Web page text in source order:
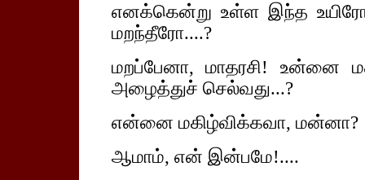
எனக்கென்று உள்ள இந்த
மறந்தீரோ....?
மறப்பேனா, மாதரசி! உன்னை
அழைத்துச் செல்வது...?
என்னை மகிழ்விக்கவா, மன்னா?
ஆமாம், என் இன்பமே!....